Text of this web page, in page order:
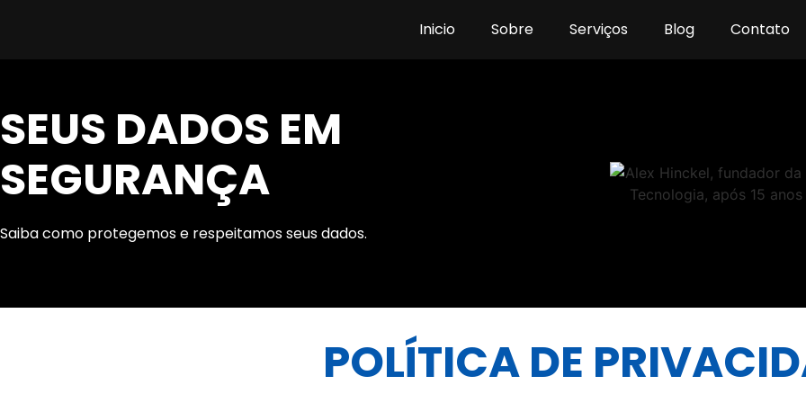
Inicio Sobre Serviços Blog Contato
SEUS DADOS EM
SEGURANÇA
Saiba como protegemos e respeitamos seus dados.
POLÍTICA DE